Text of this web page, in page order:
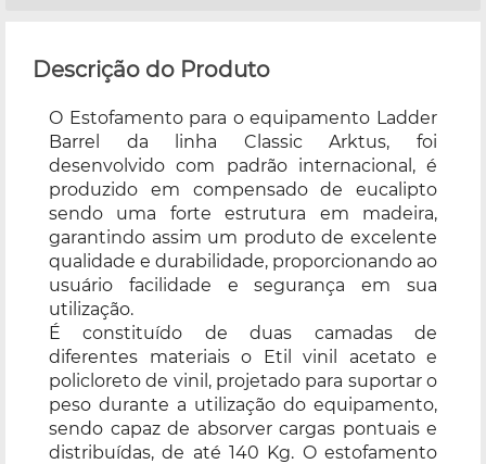
Descrição do Produto
O Estofamento para o equipamento Ladder
Barrel da linha Classic Arktus, foi
desenvolvido com padrão internacional, é
produzido em compensado de eucalipto
sendo uma forte estrutura em madeira,
garantindo assim um produto de excelente
qualidade e durabilidade, proporcionando ao
usuário facilidade e segurança em sua
utilização.
É constituído de duas camadas de
diferentes materiais o Etil vinil acetato e
policloreto de vinil, projetado para suportar o
peso durante a utilização do equipamento,
sendo capaz de absorver cargas pontuais e
distribuídas, de até 140 Kg. O estofamento